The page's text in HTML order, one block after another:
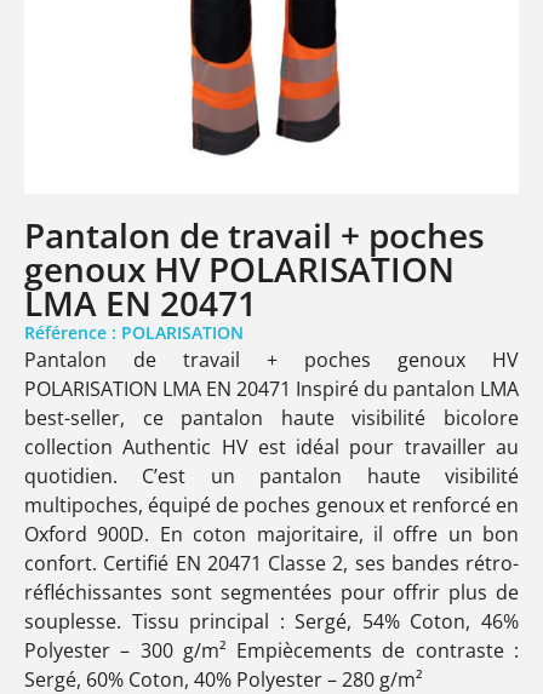
Pantalon de travail + poches
genoux HV POLARISATION
LMA EN 20471
Référence : POLARISATION
Pantalon de travail + poches genoux HV
POLARISATION LMA EN 20471 Inspiré du pantalon LMA
best-seller, ce pantalon haute visibilité bicolore
collection Authentic HV est idéal pour travailler au
quotidien. C’est un pantalon haute visibilité
multipoches, équipé de poches genoux et renforcé en
Oxford 900D. En coton majoritaire, il offre un bon
confort. Certifié EN 20471 Classe 2, ses bandes rétro-
réfléchissantes sont segmentées pour offrir plus de
souplesse. Tissu principal : Sergé, 54% Coton, 46%
Polyester – 300 g/m² Empiècements de contraste :
Sergé, 60% Coton, 40% Polyester – 280 g/m²